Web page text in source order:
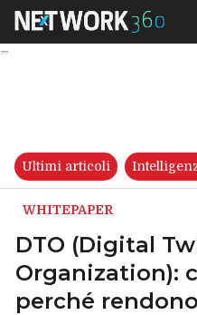
Ultimi articoli
WHITEPAPER
DTO (Digital
Organization):
perché